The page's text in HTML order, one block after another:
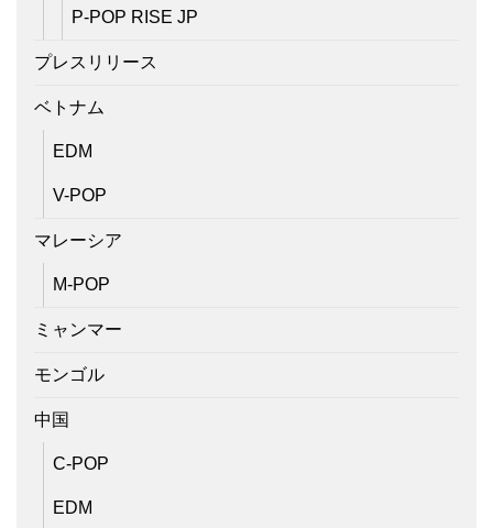
P-POP RISE JP
プレスリリース
ベトナム
EDM
V-POP
マレーシア
M-POP
ミャンマー
モンゴル
中国
C-POP
EDM